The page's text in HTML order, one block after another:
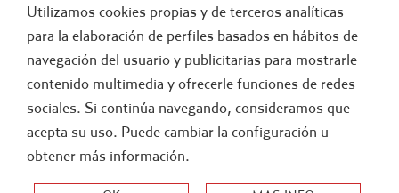
- GIMNASIO Y FITNESS
BODY PUMP, FIT STICKS
ORDEN:
Utilizamos cookies propias y de terceros analíticas
para la elaboración de perfiles basados en hábitos de
navegación del usuario y publicitarias para mostrarle
contenido multimedia y ofrecerle funciones de redes
sociales. Si continúa navegando, consideramos que
acepta su uso. Puede cambiar la configuración u
obtener más información.